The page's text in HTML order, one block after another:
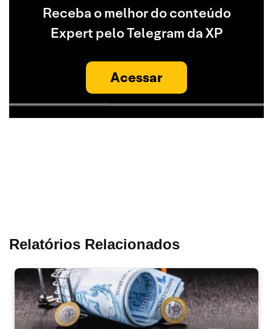
Receba o melhor do conteúdo
Expert pelo Telegram da XP
Acessar
Relatórios Relacionados